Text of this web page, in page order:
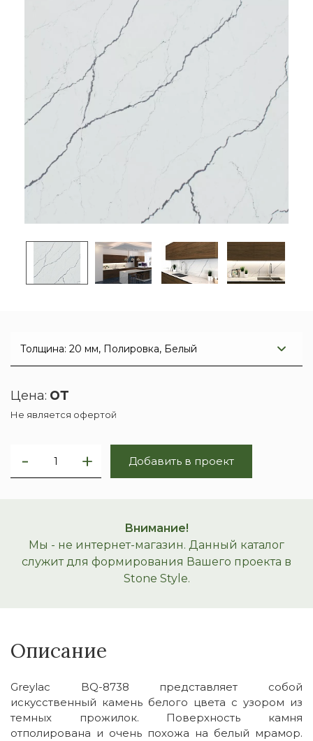
Цена: от
Не является офертой
Добавить в проект
Внимание!
Мы - не интернет-магазин. Данный каталог
служит для формирования Вашего проекта в
Stone Style.
Описание
Greylac BQ-8738 представляет собой
искусственный камень белого цвета с узором из
темных прожилок. Поверхность камня
отполирована и очень похожа на белый мрамор.